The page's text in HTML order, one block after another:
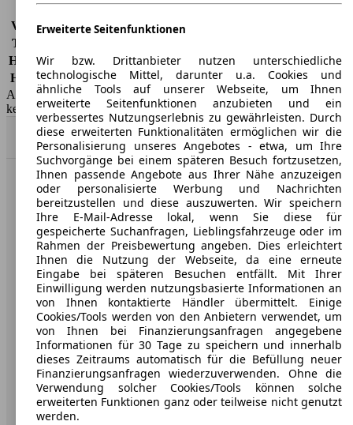
Vollkasko -
Teilkasko
Haftpflicht
-
HSN/TSN 9101/865, 9101/AAS, 9101/AFM
AutoScout24 GmbH übernimmt für die Richtigkeit der Angaben
keine Gewähr.
Nach Oben
AutoScout24: Europaweit der größte Online-Automarkt.
Unternehmen
Über AutoScout24
Presse
Karriere
Werbung
AGB
Datenschutz
Erweiterte Seitenfunktionen
Wir bzw. Drittanbieter nutzen unterschiedliche
technologische Mittel, darunter u.a. Cookies und
ähnliche Tools auf unserer Webseite, um Ihnen
erweiterte Seitenfunktionen anzubieten und ein
verbessertes Nutzungserlebnis zu gewährleisten. Durch
diese erweiterten Funktionalitäten ermöglichen wir die
Personalisierung unseres Angebotes - etwa, um Ihre
Suchvorgänge bei einem späteren Besuch fortzusetzen,
Ihnen passende Angebote aus Ihrer Nähe anzuzeigen
oder personalisierte Werbung und Nachrichten
bereitzustellen und diese auszuwerten. Wir speichern
Ihre E-Mail-Adresse lokal, wenn Sie diese für
gespeicherte Suchanfragen, Lieblingsfahrzeuge oder im
Rahmen der Preisbewertung angeben. Dies erleichtert
Ihnen die Nutzung der Webseite, da eine erneute
Eingabe bei späteren Besuchen entfällt. Mit Ihrer
Einwilligung werden nutzungsbasierte Informationen an
von Ihnen kontaktierte Händler übermittelt. Einige
Cookies/Tools werden von den Anbietern verwendet, um
von Ihnen bei Finanzierungsanfragen angegebene
Informationen für 30 Tage zu speichern und innerhalb
dieses Zeitraums automatisch für die Befüllung neuer
Finanzierungsanfragen wiederzuverwenden. Ohne die
Verwendung solcher Cookies/Tools können solche
erweiterten Funktionen ganz oder teilweise nicht genutzt
werden.